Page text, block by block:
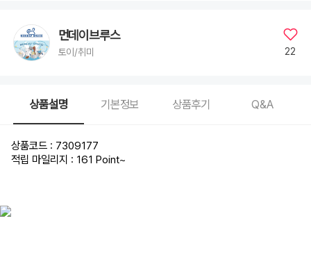
먼데이브루스
토이/취미 22
상품설명 기본정보 상품후기 Q&A
상품코드 : 7309177
적립 마일리지 : 161 Point~